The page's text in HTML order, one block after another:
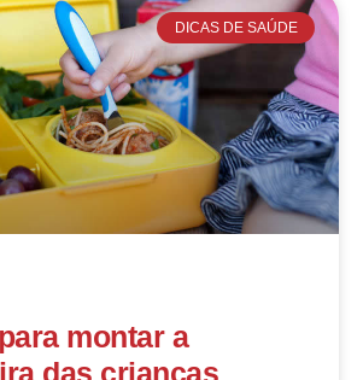
DICAS DE SAÚDE
montar a
das crianças